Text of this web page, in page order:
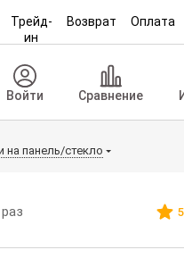
Трейд-
ин
Возврат Оплата
Войти Сравнение
панель/стекло